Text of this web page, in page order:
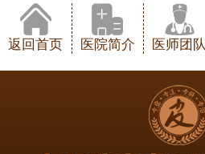
返回首页 医院简介 医师团队